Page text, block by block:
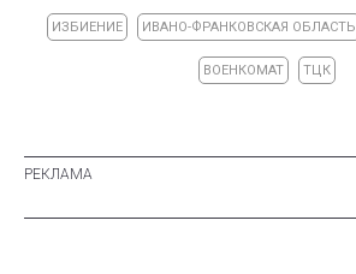
ИЗБИЕНИЕ ИВАНО-ФРАНКОВСКАЯ ОБЛАСТЬ
ВОЕНКОМАТ ТЦК